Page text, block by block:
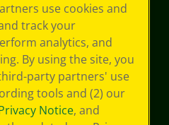
use cookies and
track your
analytics, and
By using the site, you
party partners' use
tools and (2) our
Notice, and